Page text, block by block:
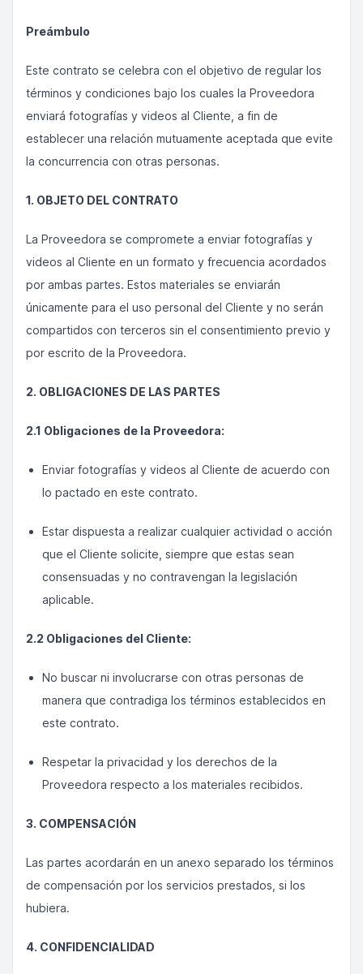
Preámbulo
Este contrato se celebra con el objetivo de regular los
términos y condiciones bajo los cuales la Proveedora
enviará fotografías y videos al Cliente, a fin de
establecer una relación mutuamente aceptada que evite
la concurrencia con otras personas.
1. OBJETO DEL CONTRATO
La Proveedora se compromete a enviar fotografías y
videos al Cliente en un formato y frecuencia acordados
por ambas partes. Estos materiales se enviarán
únicamente para el uso personal del Cliente y no serán
compartidos con terceros sin el consentimiento previo y
por escrito de la Proveedora.
2. OBLIGACIONES DE LAS PARTES
2.1 Obligaciones de la Proveedora:
Enviar fotografías y videos al Cliente de acuerdo con
lo pactado en este contrato.
Estar dispuesta a realizar cualquier actividad o acción
que el Cliente solicite, siempre que estas sean
consensuadas y no contravengan la legislación
aplicable.
2.2 Obligaciones del Cliente:
No buscar ni involucrarse con otras personas de
manera que contradiga los términos establecidos en
este contrato.
Respetar la privacidad y los derechos de la
Proveedora respecto a los materiales recibidos.
3. COMPENSACIÓN
Las partes acordarán en un anexo separado los términos
de compensación por los servicios prestados, si los
hubiera.
4. CONFIDENCIALIDAD